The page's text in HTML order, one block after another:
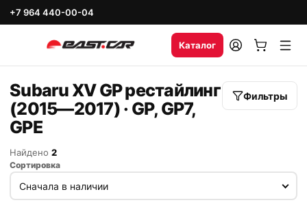
+7 964 440-00-04
Каталог
Subaru XV GP рестайлинг
(2015—2017) · GP, GP7,
GPE
Фильтры
Найдено 2
Сортировка